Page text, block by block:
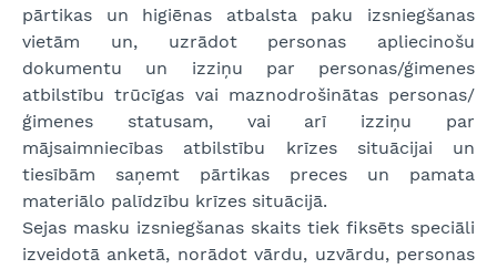
pārtikas un higiēnas atbalsta paku izsniegšanas
vietām un, uzrādot personas apliecinošu
dokumentu un izziņu par personas/ģimenes
atbilstību trūcīgas vai maznodrošinātas personas/
ģimenes statusam, vai arī izziņu par
mājsaimniecības atbilstību krīzes situācijai un
tiesībām saņemt pārtikas preces un pamata
materiālo palīdzību krīzes situācijā.
Sejas masku izsniegšanas skaits tiek fiksēts speciāli
izveidotā anketā, norādot vārdu, uzvārdu, personas